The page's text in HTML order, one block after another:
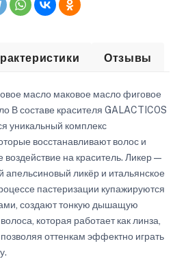
Отзывы
масло маковое масло фиговое
В составе красителя GALACTICOS
уникальный комплекс
восстанавливают волос и
на краситель. Ликер —
апельсиновый ликёр и итальянское
пастеризации купажируются
создают тонкую дышащую
которая работает как линза,
оттенкам эффектно играть